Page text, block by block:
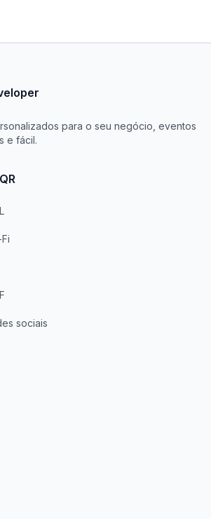
para o seu negócio, eventos
e fácil.
sociais